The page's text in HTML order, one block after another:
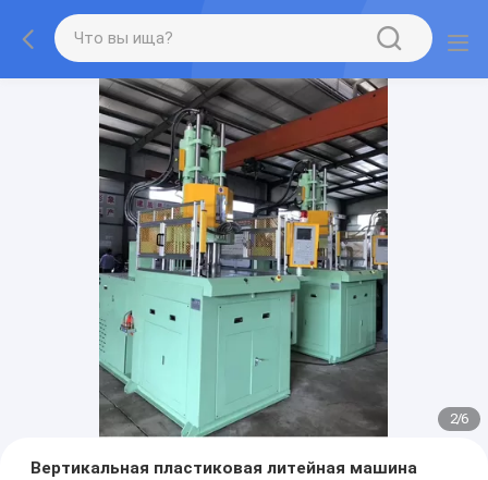
2/6
Вертикальная пластиковая литейная машина